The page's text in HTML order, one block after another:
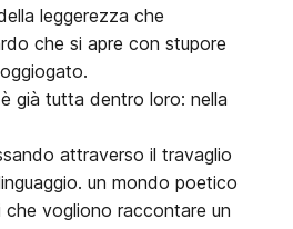
leggerezza che
che si apre con stupore
già tutta dentro loro: nella
attraverso il travaglio
poetico
che vogliono raccontare un